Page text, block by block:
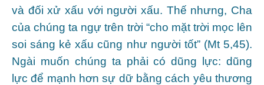
và đối xử xấu với người xấu. Thế nhưng, Cha
của chúng ta ngự trên trời “cho mặt trời mọc lên
soi sáng kẻ xấu cũng như người tốt” (Mt 5,45).
Ngài muốn chúng ta phải có dũng lực: dũng
lực để mạnh hơn sự dữ bằng cách yêu thương